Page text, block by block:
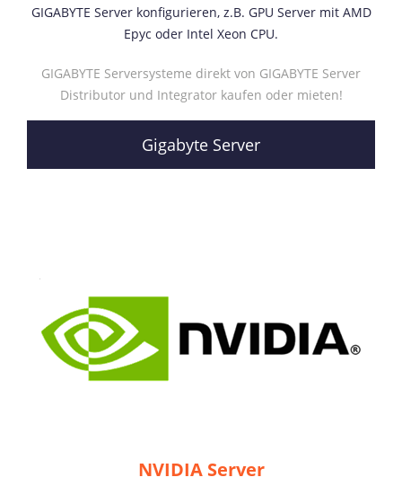
GIGABYTE Server konfigurieren, z.B. GPU Server mit AMD
Epyc oder Intel Xeon CPU.
GIGABYTE Serversysteme direkt von GIGABYTE Server
Distributor und Integrator kaufen oder mieten!
Gigabyte Server
NVIDIA Server